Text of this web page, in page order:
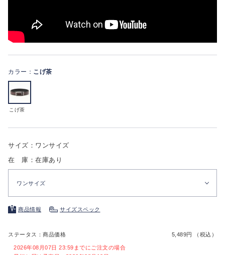
カラー： こげ茶
こげ茶
サイズ：ワンサイズ
在 庫：在庫あり
ワンサイズ
商品情報 サイズスペック
ステータス：商品価格 5,489円 （税込）
2026年08月07日 23:59までにご注文の場合